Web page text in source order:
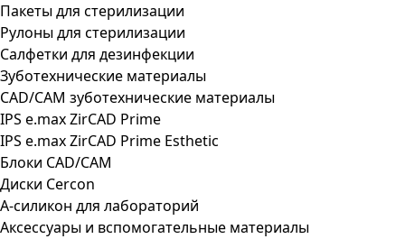
Пакеты для стерилизации
Рулоны для стерилизации
Салфетки для дезинфекции
Зуботехнические материалы
CAD/CAM зуботехнические материалы
IPS e.max ZirCAD Prime
IPS e.max ZirCAD Prime Esthetic
Блоки CAD/CAM
Диски Cercon
А-силикон для лабораторий
Аксессуары и вспомогательные материалы